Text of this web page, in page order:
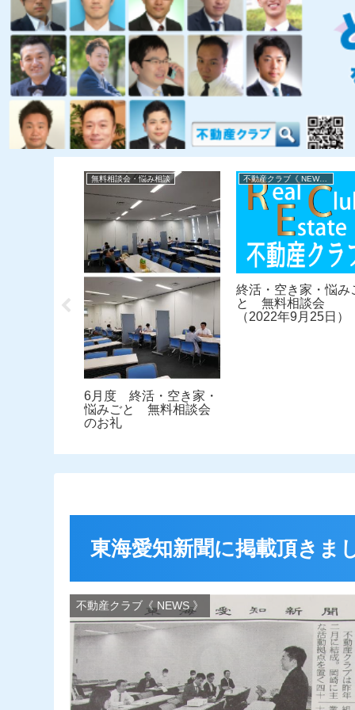
無料相談会・悩み相談
6月度 終活・空き家・
悩みごと 無料相談会
のお礼
不動産クラブ《 NEWS 》
終活・空き家・悩み
と 無料相談会
（2022年9月25日）
東海愛知新聞に掲載頂きま
不動産クラブ《 NEWS 》